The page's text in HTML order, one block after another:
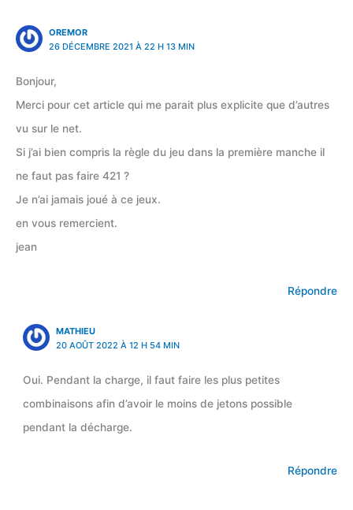
OREMOR
26 DÉCEMBRE 2021 À 22 H 13 MIN
Bonjour,
Merci pour cet article qui me parait plus explicite que d’autres
vu sur le net.
Si j’ai bien compris la règle du jeu dans la première manche il
ne faut pas faire 421 ?
Je n’ai jamais joué à ce jeux.
en vous remercient.
jean
Répondre
MATHIEU
20 AOÛT 2022 À 12 H 54 MIN
Oui. Pendant la charge, il faut faire les plus petites
combinaisons afin d’avoir le moins de jetons possible
pendant la décharge.
Répondre